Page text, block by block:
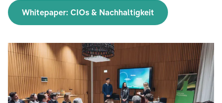
Whitepaper: CIOs & Nachhaltigkeit